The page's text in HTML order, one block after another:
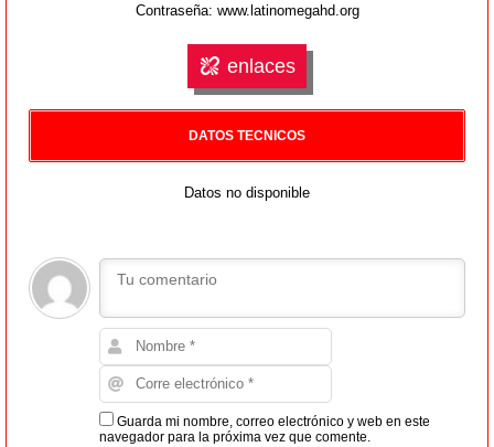
Contraseña: www.latinomegahd.org
enlaces
DATOS TECNICOS
Datos no disponible
Guarda mi nombre, correo electrónico y web en este
navegador para la próxima vez que comente.